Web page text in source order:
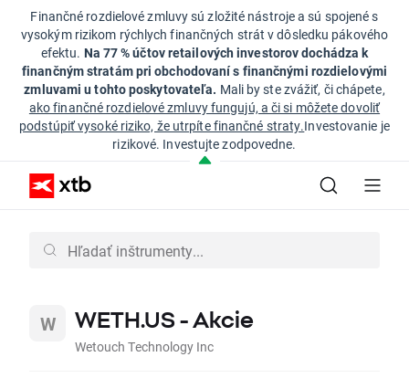
Finančné rozdielové zmluvy sú zložité nástroje a sú spojené s
vysokým rizikom rýchlych finančných strát v dôsledku pákového
efektu. Na 77 % účtov retailových investorov dochádza k
finančným stratám pri obchodovaní s finančnými rozdielovými
zmluvami u tohto poskytovateľa. Mali by ste zvážiť, či chápete,
ako finančné rozdielové zmluvy fungujú, a či si môžete dovoliť
podstúpiť vysoké riziko, že utrpíte finančné straty.Investovanie je
rizikové. Investujte zodpovedne.
WETH.US - Akcie
Wetouch Technology Inc